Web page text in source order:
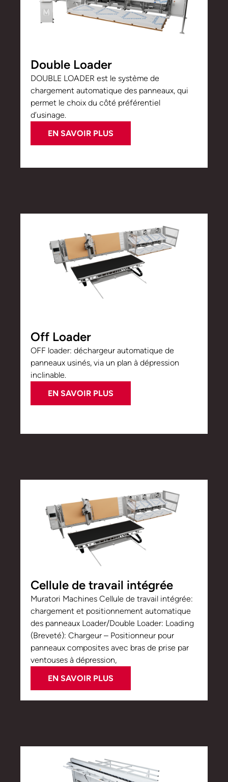
Double Loader
DOUBLE LOADER est le système de
chargement automatique des panneaux, qui
permet le choix du côté préférentiel
d’usinage.
EN SAVOIR PLUS
Off Loader
OFF loader: déchargeur automatique de
panneaux usinés, via un plan à dépression
inclinable.
EN SAVOIR PLUS
Cellule de travail intégrée
Muratori Machines Cellule de travail intégrée:
chargement et positionnement automatique
des panneaux Loader/Double Loader: Loading
(Breveté): Chargeur – Positionneur pour
panneaux composites avec bras de prise par
ventouses à dépression,
EN SAVOIR PLUS